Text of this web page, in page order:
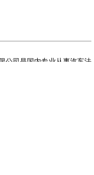
公司是国内专业从事汽车法